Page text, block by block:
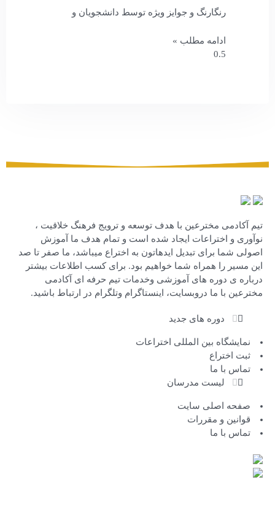
رنگارنگ و جوایز ویژه توسط دانشجویان و
ادامه مطلب »
تیم آکادمی مخترعین با هدف توسعه و ترویج فرهنگ خلاقیت ،
نوآوری و اختراعات ایجاد شده است و تمام هدف ما آموزش
اصولی شما برای تبدیل ایدهاتون به اختراع میباشد، ما صفر تا صد
این مسیر را همراه شما خواهیم بود. برای کسب اطلاعات بیشتر
درباره ی دوره های آموزشی وخدمات تیم حرفه ای آکادمی
مخترعین با ما دروبسایت، اینستاگرام وتلگرام در ارتباط باشید.
دوره های جدید
نمایشگاه بین المللی اختراعات
ثبت اختراع
تماس با ما
لیست مدرسان
صفحه اصلی سایت
قوانین و مقررات
تماس با ما